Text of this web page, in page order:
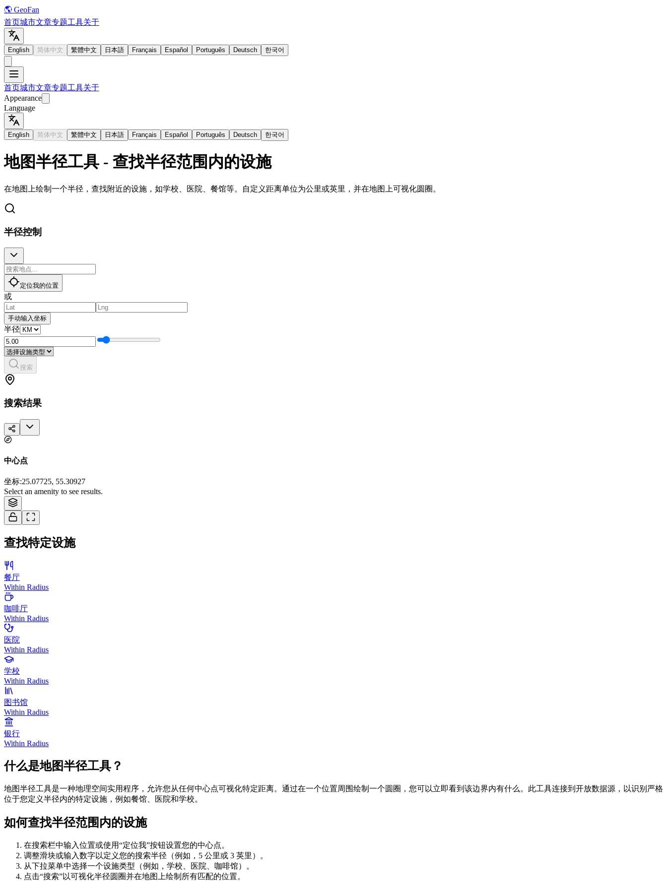
🌎 GeoFan
首页城市文章专题工具关于
English 简体中文 繁體中文 日本語 Français Español Português Deutsch 한국어
首页城市文章专题工具关于
Appearance
Language
English 简体中文 繁體中文 日本語 Français Español Português Deutsch 한국어
地图半径工具 - 查找半径范围内的设施
在地图上绘制一个半径，查找附近的设施，如学校、医院、餐馆等。自定义距离单位为公里或英里，并在地图上可视化圆圈。
半径控制
定位我的位置
或
手动输入坐标
半径
搜索
搜索结果
中心点
坐标:25.07725, 55.30927
Select an amenity to see results.
查找特定设施
餐厅
Within Radius
咖啡厅
Within Radius
医院
Within Radius
学校
Within Radius
图书馆
Within Radius
银行
Within Radius
什么是地图半径工具？
地图半径工具是一种地理空间实用程序，允许您从任何中心点可视化特定距离。通过在一个位置周围绘制一个圆圈，您可以立即看到该边界内有什么。此工具连接到开放数据源，以识别严格
位于您定义半径内的特定设施，例如餐馆、医院和学校。
如何查找半径范围内的设施
在搜索栏中输入位置或使用“定位我”按钮设置您的中心点。
调整滑块或输入数字以定义您的搜索半径（例如，5 公里或 3 英里）。
从下拉菜单中选择一个设施类型（例如，学校、医院、咖啡馆）。
点击“搜索”以可视化半径圆圈并在地图上绘制所有匹配的位置。